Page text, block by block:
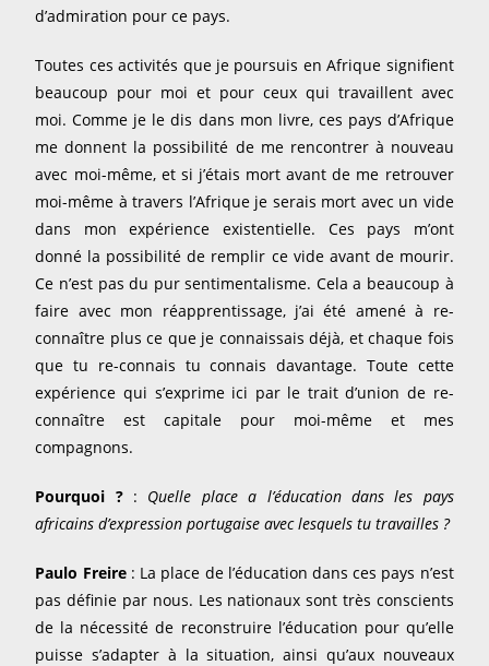
d’admiration pour ce pays.
Toutes ces activités que je poursuis en Afrique signifient
beaucoup pour moi et pour ceux qui travaillent avec
moi. Comme je le dis dans mon livre, ces pays d’Afrique
me donnent la possibilité de me rencontrer à nouveau
avec moi-même, et si j’étais mort avant de me retrouver
moi-même à travers l’Afrique je serais mort avec un vide
dans mon expérience existentielle. Ces pays m’ont
donné la possibilité de remplir ce vide avant de mourir.
Ce n’est pas du pur sentimentalisme. Cela a beaucoup à
faire avec mon réapprentissage, j’ai été amené à re-
connaître plus ce que je connaissais déjà, et chaque fois
que tu re-connais tu connais davantage. Toute cette
expérience qui s’exprime ici par le trait d’union de re-
connaître est capitale pour moi-même et mes
compagnons.
Pourquoi ?: Quelle place a l’éducation dans les pays
africains d’expression portugaise avec lesquels tu travailles ?
Paulo Freire: La place de l’éducation dans ces pays n’est
pas définie par nous. Les nationaux sont très conscients
de la nécessité de reconstruire l’éducation pour qu’elle
puisse s’adapter à la situation, ainsi qu’aux nouveaux